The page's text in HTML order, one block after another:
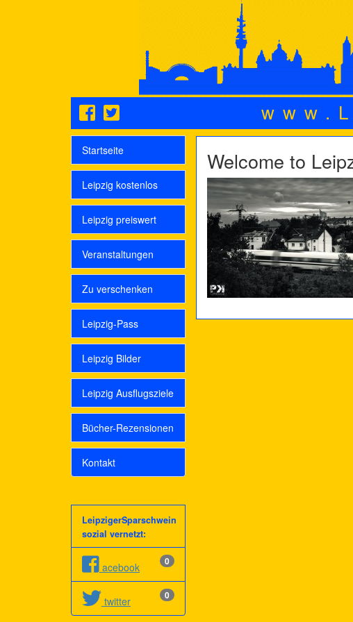
Startseite
Leipzig kostenlos
Leipzig preiswert
Veranstaltungen
Zu verschenken
Leipzig-Pass
Leipzig Bilder
Leipzig Ausflugsziele
Bücher-Rezensionen
Kontakt
LeipzigerSparschwein
sozial vernetzt:
0
acebook
0
twitter
Welcome to